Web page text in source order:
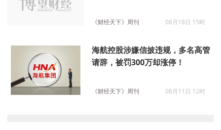
《财经天下》周刊 08月18日 15时
海航控股涉嫌信披违规，多名高管
请辞，被罚300万却涨停！
《财经天下》周刊 08月11日 12时